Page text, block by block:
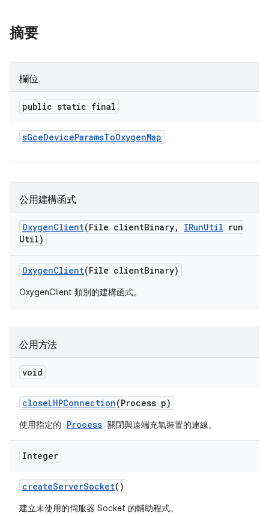
摘要
欄位
public static final
sGceDeviceParamsToOxygenMap
公用建構函式
OxygenClient(File clientBinary, IRunUtil run
Util)
OxygenClient(File clientBinary)
OxygenClient 類別的建構函式。
公用方法
void
closeLHPConnection(Process p)
使用指定的 Process 關閉與遠端充氧裝置的連線。
Integer
createServerSocket()
建立未使用的伺服器 Socket 的輔助程式。